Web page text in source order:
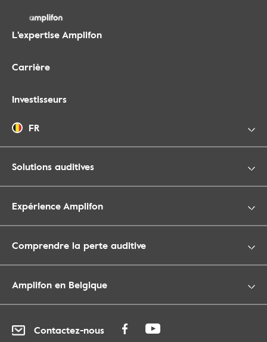
L'expertise Amplifon
Carrière
Investisseurs
FR
Solutions auditives
Expérience Amplifon
Comprendre la perte auditive
Amplifon en Belgique
Contactez-nous